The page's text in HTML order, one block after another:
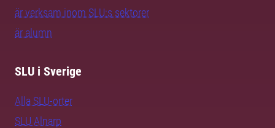
är verksam inom SLU:s sektorer
är alumn
SLU i Sverige
Alla SLU-orter
SLU Alnarp